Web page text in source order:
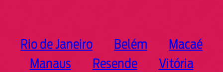
Rio de Janeiro Belém
Macaé
Manaus
Resende Vitória